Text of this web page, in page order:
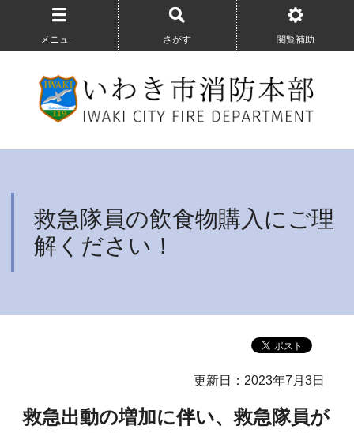
メニュ－ さがす 閲覧補助
救急隊員の飲食物購入にご理
解ください！
更新日：2023年7月3日
救急出動の増加に伴い、救急隊員が